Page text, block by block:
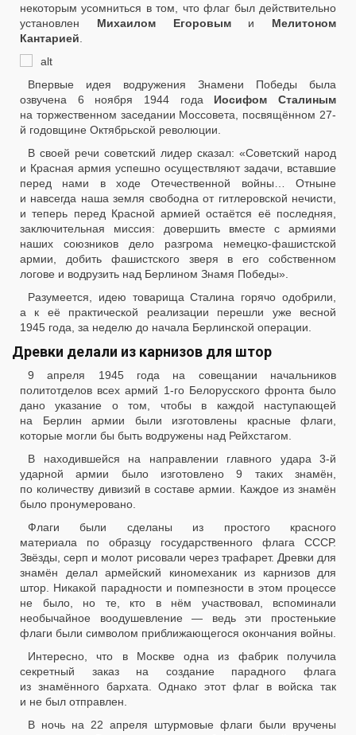
некоторым усомниться в том, что флаг был действительно
установлен Михаилом Егоровыми Мелитоном
Кантарией
Впервые идея водружения Знамени Победы была
озвучена 6 ноября 1944 года Иосифом Сталиным
на торжественном заседании Моссовета, посвящённом 27-
й годовщине Октябрьской революции.
В своей речи советский лидер сказал: «Советский народ
и Красная армия успешно осуществляют задачи, вставшие
перед нами в ходе Отечественной войны… Отныне
и навсегда наша земля свободна от гитлеровской нечисти,
и теперь перед Красной армией остаётся её последняя,
заключительная миссия: довершить вместе с армиями
наших союзников дело разгрома немецко-фашистской
армии, добить фашистского зверя в его собственном
логове и водрузить над Берлином Знамя Победы».
Разумеется, идею товарища Сталина горячо одобрили,
а к её практической реализации перешли уже весной
1945 года, за неделю до начала Берлинской операции.
Древки делали из карнизов для штор
9 апреля 1945 года на совещании начальников
политотделов всех армий 1-го Белорусского фронта было
дано указание о том, чтобы в каждой наступающей
на Берлин армии были изготовлены красные флаги,
которые могли бы быть водружены над Рейхстагом.
В находившейся на направлении главного удара 3-й
ударной армии было изготовлено 9 таких знамён,
по количеству дивизий в составе армии. Каждое из знамён
было пронумеровано.
Флаги были сделаны из простого красного
материала по образцу государственного флага СССР.
Звёзды, серп и молот рисовали через трафарет. Древки для
знамён делал армейский киномеханик из карнизов для
штор. Никакой парадности и помпезности в этом процессе
не было, но те, кто в нём участвовал, вспоминали
необычайное воодушевление — ведь эти простенькие
флаги были символом приближающегося окончания войны.
Интересно, что в Москве одна из фабрик получила
секретный заказ на создание парадного флага
из знамённого бархата. Однако этот флаг в войска так
и не был отправлен.
В ночь на 22 апреля штурмовые флаги были вручены